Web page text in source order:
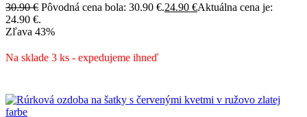
30.90€ Pôvodná cena bola: 30.90 €.24.90 €Aktuálna cena je:
24.90 €.
Zľava 43%
Na sklade 3 ks - expedujeme ihneď